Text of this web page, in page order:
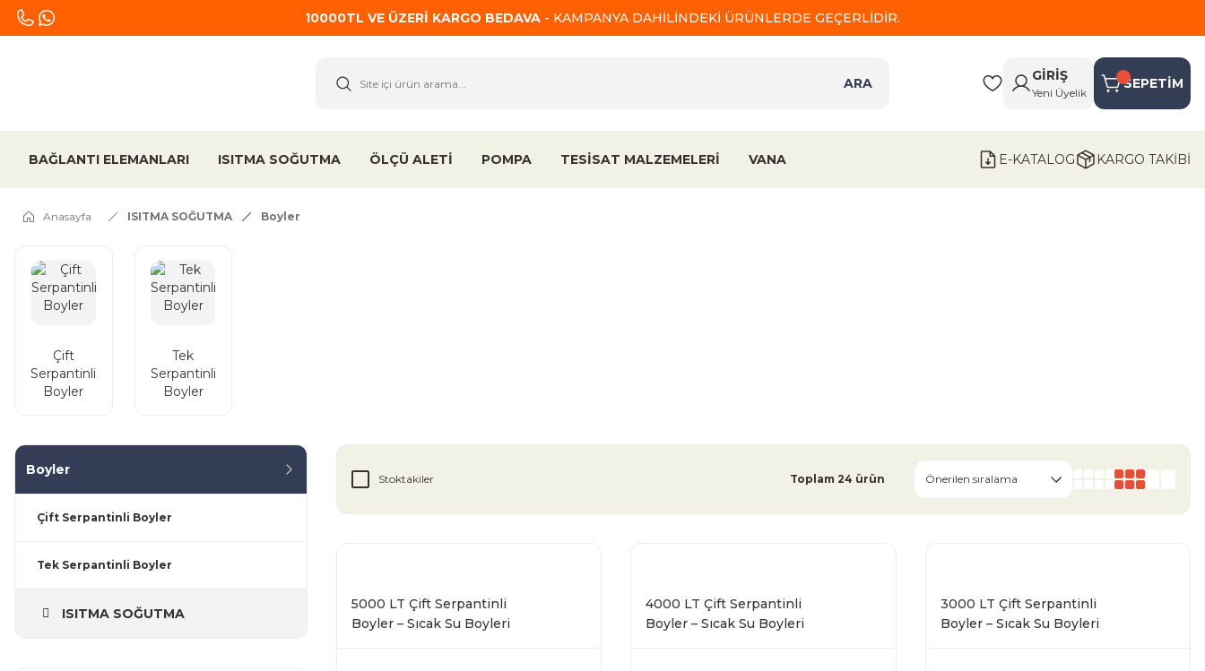
10000TL VE ÜZERİ KARGO BEDAVA - KAMPANYA DAHİLİNDEKİ ÜRÜNLERDE GEÇERLİDİR.
ARA
GİRİŞ
Yeni Üyelik
SEPETİM
BAĞLANTI ELEMANLARI ISITMA SOĞUTMA ÖLÇÜ ALETİ POMPA TESİSAT MALZEMELERİ VANA E-KATALOG KARGO TAKİBİ
Anasayfa ISITMA SOĞUTMA Boyler
Çift
Serpantinli
Boyler
Tek
Serpantinli
Boyler
Boyler
Çift Serpantinli Boyler
Tek Serpantinli Boyler
ISITMA SOĞUTMA
Stoktakiler Toplam 24 ürün
5000 LT Çift Serpantinli
Boyler – Sıcak Su Boyleri
4000 LT Çift Serpantinli
Boyler – Sıcak Su Boyleri
3000 LT Çift Serpantinli
Boyler – Sıcak Su Boyleri